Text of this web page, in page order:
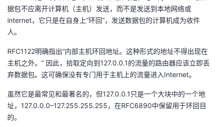
据包不应离开计算机（主机）发送，而不是发送到本地网络或
internet，它只是在自身上“环回”，发送数据包的计算机成为收件
人。
RFC1122明确指出“内部主机环回地址。这种形式的地址不得出现在
主机之外。” 因此，拾取定向到127.0.0.1的流量的路由器应该立即丢
弃数据包。这可确保没有专门用于主机上的流量进入Internet。
虽然它是最常见和最著名的，但127.0.0.1只是一个大块中的一个地
址，127.0.0.0–127.255.255.255，在RFC6890中保留用于环回目
的。